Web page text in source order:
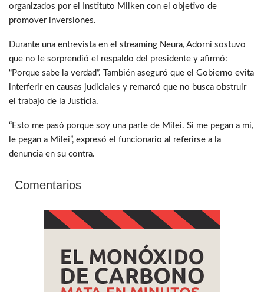
organizados por el Instituto Milken con el objetivo de
promover inversiones.
Durante una entrevista en el streaming Neura, Adorni sostuvo
que no le sorprendió el respaldo del presidente y afirmó:
“Porque sabe la verdad”. También aseguró que el Gobierno evita
interferir en causas judiciales y remarcó que no busca obstruir
el trabajo de la Justicia.
“Esto me pasó porque soy una parte de Milei. Si me pegan a mí,
le pegan a Milei”, expresó el funcionario al referirse a la
denuncia en su contra.
Comentarios